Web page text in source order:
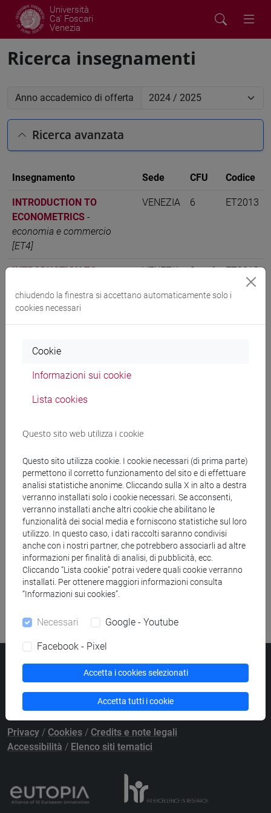
Università
Ca' Foscari
Venezia
Ricerca insegnamenti
Anno accademico di offerta
Ricerca avanzata
Insegnamento Sede CFU Codice
INTRODUCTION TO
ECONOMETRICS -
economia e commercio
[ET4]
VENEZIA 6 ET2013
INTRODUCTION TO
ESERCITAZIONI-economia
e commercio [ET4]
VENEZIA 0 su 6 ET2013
Ricerca persone
Ricerca aule
Ricerca sedi
Ricerca strutture
Ricerca pubblicazioni
Ricerca risorse bibliografiche
Università Ca’ Foscari
Dorsoduro 3246, 30123 Venezia
PECprotocollo@pec.unive.it
P.IVA 00816350276 - C.F. 80007720271
Privacy / Cookies / Credits e note legali
Accessibilità / Elenco siti tematici
chiudendo la finestra si accettano automaticamente solo i
cookies necessari
Cookie
Informazioni sui cookie
Lista cookies
Questo sito web utilizza i cookie
Questo sito utilizza cookie. I cookie necessari (di prima parte)
permettono il corretto funzionamento del sito e di effettuare
analisi statistiche anonime. Cliccando sulla X in alto a destra
verranno installati solo i cookie necessari. Se acconsenti,
verranno installati anche altri cookie che abilitano le
funzionalità dei social media e forniscono statistiche sul loro
utilizzo. In questo caso, i dati raccolti saranno condivisi
anche con i nostri partner, che potrebbero associarli ad altre
informazioni per finalità di analisi, di pubblicità, ecc.
Cliccando “Lista cookie” potrai vedere quali cookie verranno
installati. Per ottenere maggiori informazioni consulta
“Informazioni sui cookies”.
Necessari Google - Youtube
Facebook - Pixel
Accetta i cookies selezionati
Accetta tutti i cookie